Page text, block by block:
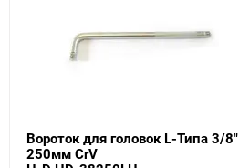
Вороток для головок L-Типа 3/8"
250мм CrV